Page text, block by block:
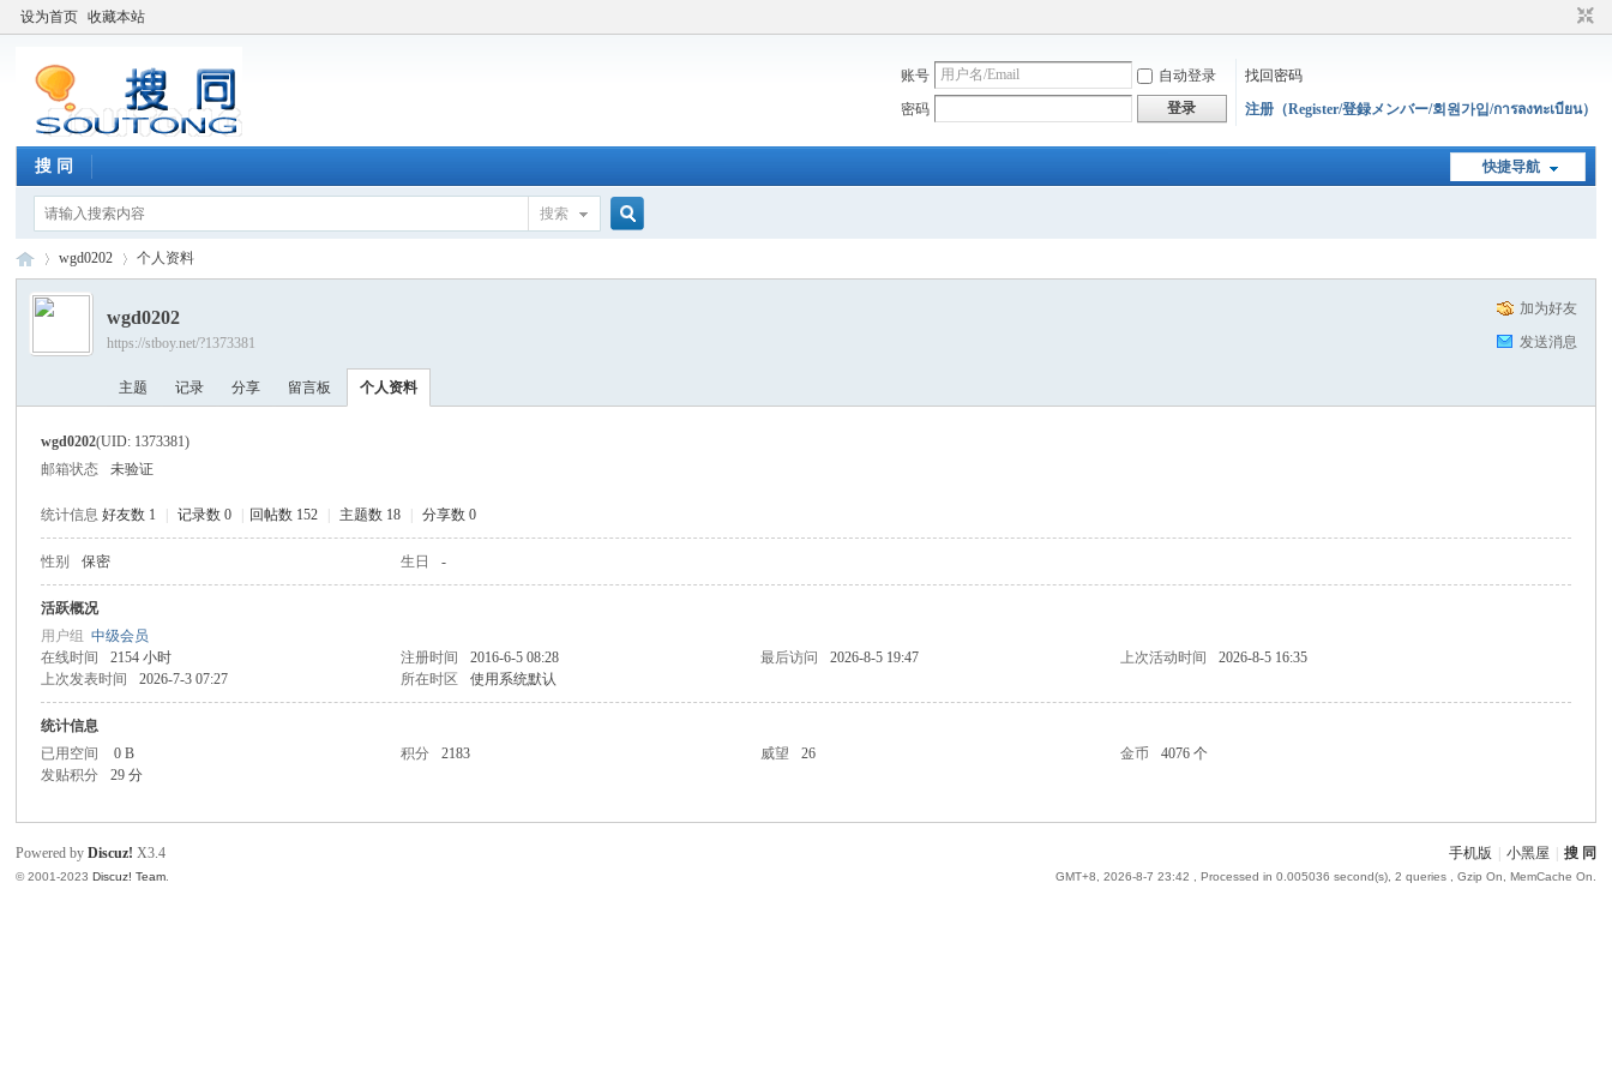
设为首页 收藏本站
账号 自动登录
找回密码
密码
登录 注册（Register/登録メンバー/회원가입/การลงทะเบียน）
快捷导航
搜 同
搜索
›
wgd0202 个人资料
加为好友
发送消息
wgd0202
https://stboy.net/?1373381
主题 记录 分享 留言板 个人资料
wgd0202(UID: 1373381)
邮箱状态
未验证
统计信息 好友数 1 记录数 0 回帖数 152 主题数 18 分享数 0
性别 保密 生日 -
活跃概况
用户组中级会员
在线时间
2154 小时 注册时间 2016-6-5 08:28 最后访问 2026-8-5 19:47 上次活动时间
2026-8-5 16:35
上次发表时间
2026-7-3 07:27 所在时区 使用系统默认
统计信息
已用空间
0 B 积分 2183 威望 26 金币
4076 个
发贴积分
29 分
手机版 小黑屋 搜 同
GMT+8, 2026-8-7 23:42 , Processed in 0.005036 second(s), 2 queries , Gzip On, MemCache On.
Powered byDiscuz! X3.4
© 2001-2023Discuz! Team